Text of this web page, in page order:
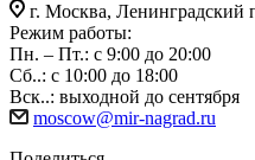
г. Москва, Ленинградский
Режим работы:
Пн. – Пт.: с 9:00 до 20:00
Сб..: с 10:00 до 18:00
Вск..: выходной до сентября
moscow@mir-nagrad.ru